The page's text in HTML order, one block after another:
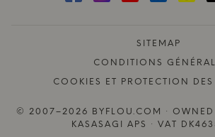
SITEMAP
CONDITIONS
COOKIES ET PROTECTION
© 2007–2026 BYFLOU.COM · OWNED
KASASAGI APS · VAT